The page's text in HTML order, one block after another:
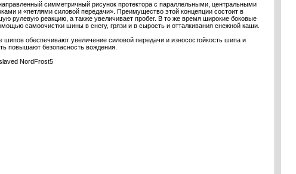
симметричный рисунок протектора с параллельными, центральными
и «петлями силовой передачи». Преимущество этой концепции состоит в
рулевую реакцию, а также увеличивает пробег. В то же время широкие боковые
самоочистки шины в снегу, грязи и в сырость и отталкивания снежной каши.
обеспечивают увеличение силовой передачи и износостойкость шипа и
повышают безопасность вождения.
NordFrost5